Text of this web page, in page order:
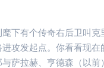
下有个传奇右后卫叫
攻发起点。你看看现
萨拉赫、亨德森（以